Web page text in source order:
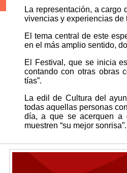
La representación, a
vivencias y experiencias de
El tema central de este
en el más amplio sentido,
El Festival, que se inicia
contando con otras obras
tías”.
La edil de Cultura del
todas aquellas personas
día, a que se acerquen a
muestren “su mejor sonrisa”.